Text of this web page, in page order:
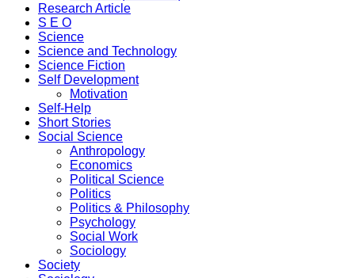
Research Article
S E O
Science
Science and Technology
Science Fiction
Self Development
Motivation
Self-Help
Short Stories
Social Science
Anthropology
Economics
Political Science
Politics
Politics & Philosophy
Psychology
Social Work
Sociology
Society